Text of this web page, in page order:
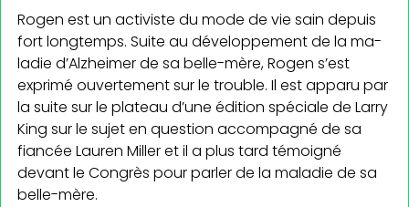
Rogen est un activiste du mode de vie sain depuis
fort longtemps. Suite au développement de la ma­
ladie d’Alzheimer de sa belle-mère, Rogen s’est
exprimé ouvertement sur le trouble. Il est apparu par
la suite sur le plateau d’une édition spéciale de Larry
King sur le sujet en question accompagné de sa
fiancée Lauren Miller et il a plus tard témoigné
devant le Congrès pour parler de la maladie de sa
belle-mère.